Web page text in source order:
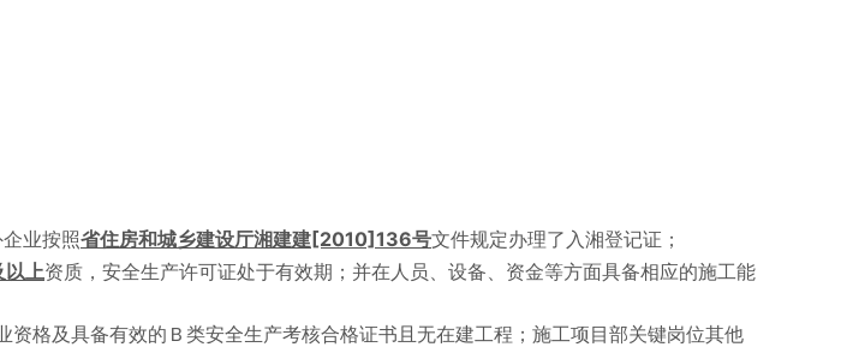
业按照省住房和城乡建设厅湘建建 [2010]136号文件规定办理了入湘登记证；
以上资质，安全生产许可证处于有效期；并在人员、设备、资金等方面具备相应的施工能
资格及具备有效的Ｂ类安全生产考核合格证书且无在建工程； 施工项目部关键岗位其他